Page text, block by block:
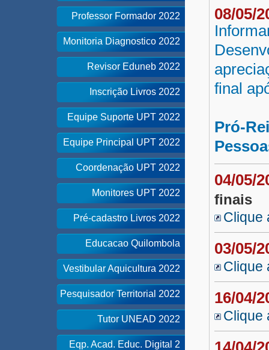
Professor Formador 2022
Monitoria Diagnostico 2022
Revisor Eduneb 2022
Inscrição Livros 2022
Equipe Suporte UPT 2022
Equipe Principal UPT 2022
Coordenação UPT 2022
Monitores UPT 2022
Pré-cadastro Livros 2022
Educacao Quilombola
Vestibular Aquicultura 2022
Pesquisador Territorial 2022
Tutor UNEAD 2022
Eqp. Acad. Educ. Digital 2
08/05/
final
Pró-
04/05/
finais
Clique
03/05/
Clique
16/04/
Clique